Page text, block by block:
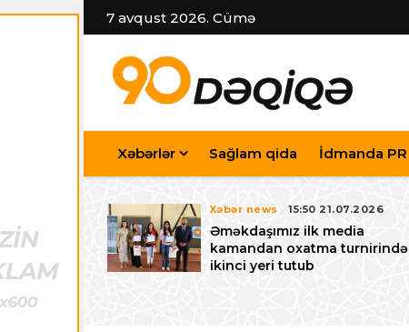
7 avqust 2026. Cümə
Xəbərlər Sağlam qida İdmanda PR
U-15
festivalı ilə
Xəbər news 15:50 21.07.2026
Əməkdaşımız ilk media
kamandan oxatma turnirində
ikinci yeri tutub